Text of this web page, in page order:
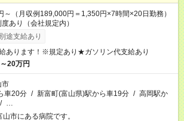
～（月収例189,000円＝1,350円×7時間×20日勤務）
あり（会社規定内）
途支給あり
あります！※規定あり★ガソリン代支給あり
20万円
市
車20分 / 新富町(富山県)駅から車19分 / 高岡駅か
/ …
山市にある病院です。